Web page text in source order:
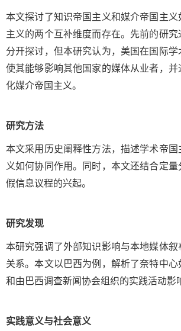
本文探讨了知识帝国主义和媒介帝国主义
主义的两个互补维度而存在。先前的研
分开探讨，但本研究认为，美国在国际学
使其能够影响其他国家的媒体从业者，并
化媒介帝国主义。
研究方法
本文采用历史阐释性方法，描述学术帝国
义如何协同作用。同时，本文还结合定
假信息议程的兴起。
研究发现
本研究强调了外部知识影响与本地媒体叙
关系。本文以巴西为例，解析了奈特中心
和由巴西调查新闻协会组织的实践活动影
实践意义与社会意义